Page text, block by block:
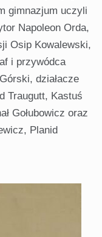
gimnazjum uczyli
Napoleon Orda,
Osip Kowalewski,
i przywódca
działacze
Traugutt, Kastuś
Gołubowicz oraz
Planid